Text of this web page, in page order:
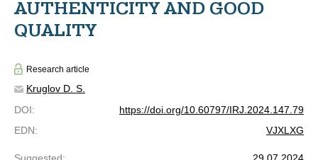
AUTHENTICITY AND GOOD
QUALITY
Research article
Kruglov D. S.
DOI:
https://doi.org/10.60797/IRJ.2024.147.79
EDN: VJXLXG